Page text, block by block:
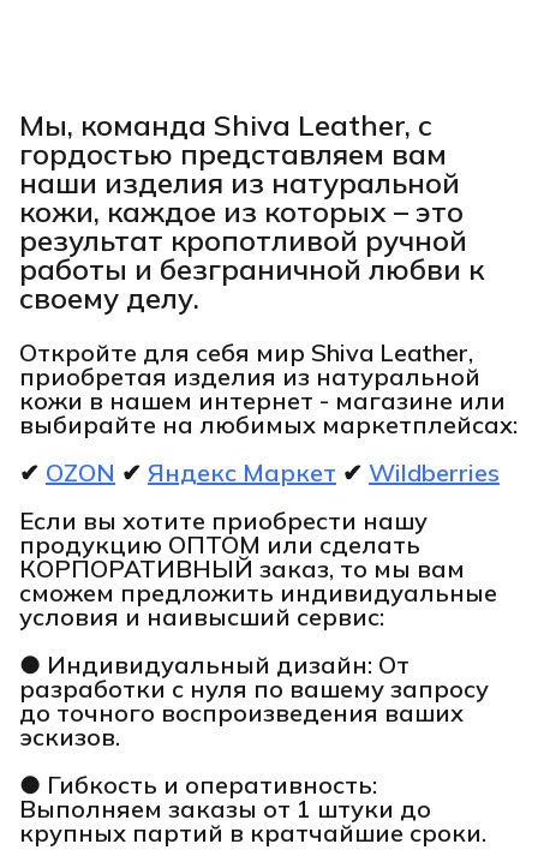
Мы, команда Shiva Leather, с
гордостью представляем вам
наши изделия из натуральной
кожи, каждое из которых – это
результат кропотливой ручной
работы и безграничной любви к
своему делу.
Откройте для себя мир Shiva Leather,
приобретая изделия из натуральной
кожи в нашем интернет - магазине или
выбирайте на любимых маркетплейсах:
✔ OZON ✔ Яндекс Маркет ✔ Wildberries
Если вы хотите приобрести нашу
продукцию ОПТОМ или сделать
КОРПОРАТИВНЫЙ заказ, то мы вам
сможем предложить индивидуальные
условия и наивысший сервис:
● Индивидуальный дизайн: От
разработки с нуля по вашему запросу
до точного воспроизведения ваших
эскизов.
● Гибкость и оперативность:
Выполняем заказы от 1 штуки до
крупных партий в кратчайшие сроки.